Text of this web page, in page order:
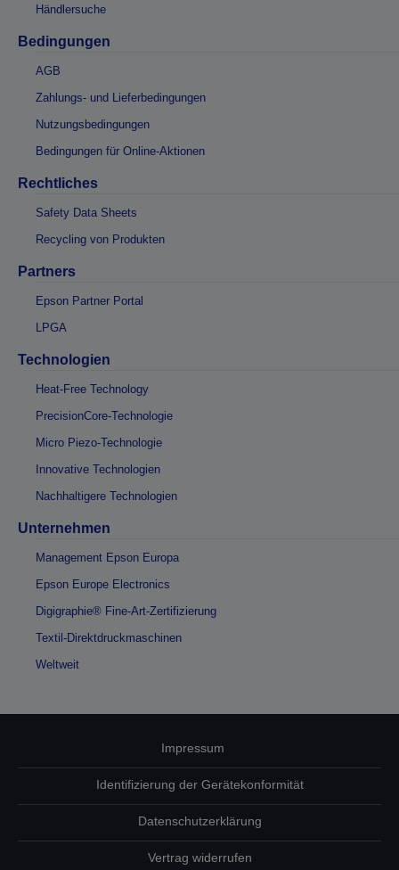
Händlersuche
Bedingungen
AGB
Zahlungs- und Lieferbedingungen
Nutzungsbedingungen
Bedingungen für Online-Aktionen
Rechtliches
Safety Data Sheets
Recycling von Produkten
Partners
Epson Partner Portal
LPGA
Technologien
Heat-Free Technology
PrecisionCore-Technologie
Micro Piezo-Technologie
Innovative Technologien
Nachhaltigere Technologien
Unternehmen
Management Epson Europa
Epson Europe Electronics
Digigraphie® Fine-Art-Zertifizierung
Textil-Direktdruckmaschinen
Weltweit
Impressum
Identifizierung der Gerätekonformität
Datenschutzerklärung
Vertrag widerrufen